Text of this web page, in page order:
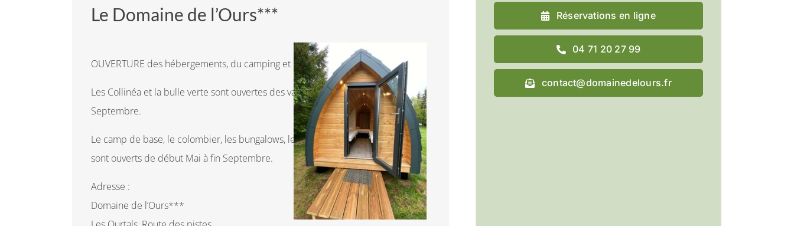
Le Domaine de l’Ours***
OUVERTURE des hébergements, du camping et de l’espace bien-être :
Les Collinéa et la bulle verte sont ouvertes des vacances de Pâques à fin
Septembre.
Le camp de base, le colombier, les bungalows, le camping et l’espace bien-être
sont ouverts de début Mai à fin Septembre.
Adresse :
Domaine de l’Ours***
Réservations en ligne
04 71 20 27 99
contact@domainedelours.fr